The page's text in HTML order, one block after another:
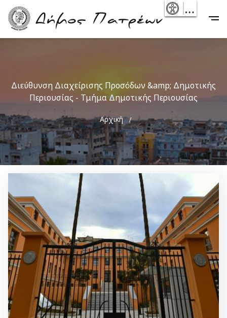
Skip
main
Main
navigation
Διεύθυνση Διαχείρισης Προσόδων &amp; Δημοτικής
Περιουσίας - Τμήμα Δημοτικής Περιουσίας
Breadcrumb
Αρχική